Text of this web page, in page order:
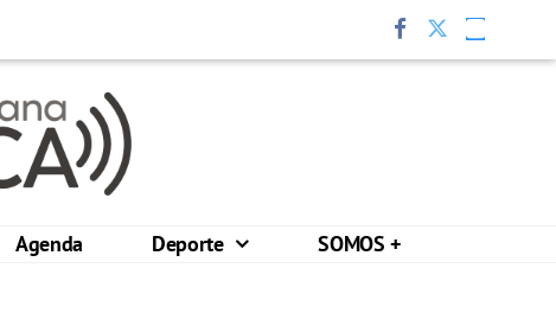
Agenda Deporte SOMOS +